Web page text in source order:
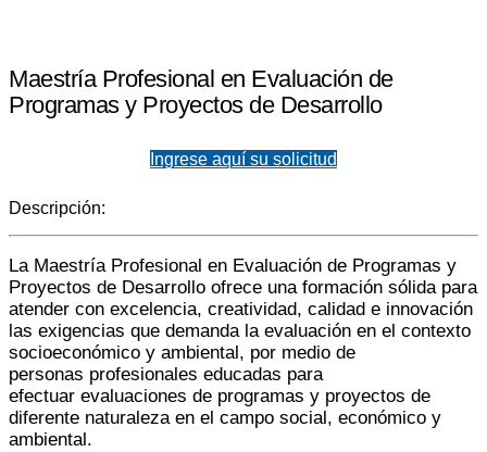
Maestría Profesional en Evaluación de
Programas y Proyectos de Desarrollo
Ingrese aquí su solicitud
Descripción:
La Maestría Profesional en Evaluación de Programas y
Proyectos de Desarrollo ofrece una formación sólida para
atender con excelencia, creatividad, calidad e innovación
las exigencias que demanda la evaluación en el contexto
socioeconómico y ambiental, por medio de
personas profesionales educadas para
efectuar evaluaciones de programas y proyectos de
diferente naturaleza en el campo social, económico y
ambiental.